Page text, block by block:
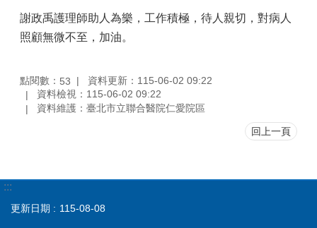
謝政禹護理師助人為樂，工作積極，待人親切，對病人
照顧無微不至，加油。
點閱數： 53
資料更新：115-06-02 09:22
資料檢視：115-06-02 09:22
資料維護：臺北市立聯合醫院仁愛院區
回上一頁
:::
更新日期 115-08-08